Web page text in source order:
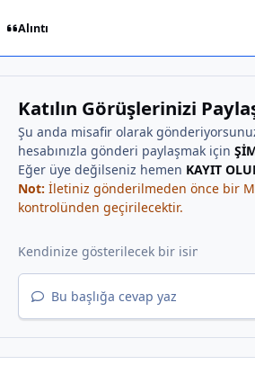
Alıntı
Katılın Görüşlerinizi
Şu anda misafir olarak
hesabınızla gönderi paylaşmak için
Eğer üye değilseniz hemen KAYIT
Not: İletiniz gönderilmeden önce bir
kontrolünden geçirilecektir.
Bu başlığa cevap yaz